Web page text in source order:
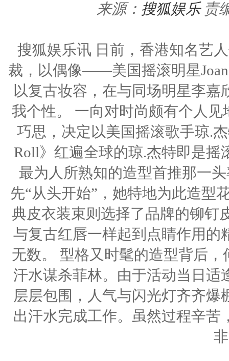
来源： 搜狐娱乐 责
搜狐娱乐讯 日前，香港知名艺
裁，以偶像——美国摇滚明星
以复古妆容，在与同场明星李
我个性。 一向对时尚颇有个人
巧思，决定以美国摇滚歌手琼.
Roll》红遍全球的琼.杰特即是
最为人所熟知的造型首推那一
先“从头开始”，她特地为此造型
典皮衣装束则选择了品牌的铆钉
与复古红唇一样起到点睛作用的
无数。 型格又时髦的造型背后
汗水谋杀菲林。由于活动当日适
层层包围，人气与闪光灯齐齐
出汗水完成工作。虽然过程辛